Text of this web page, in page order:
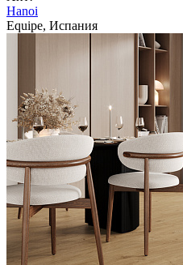
Hanoi
Equipe, Испания